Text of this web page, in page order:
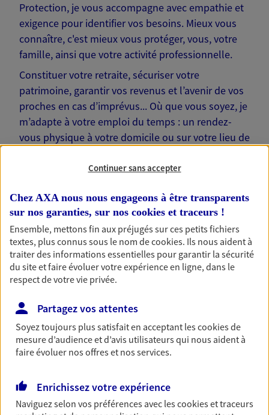
Protection, je vous accompagne avec empathie et
exigence pour identifier vos besoins. Mieux vous
connaître, c'est mieux vous protéger, vous, votre
famille, ainsi que votre activité professionnelle.
Constituer votre retraite, sécuriser votre
patrimoine, garantir vos revenus et l’avenir de vos
proches en cas d’imprévus... Où que vous soyez, je
m’adapte à votre emploi du temps : un rendez-
vous physique à votre domicile ou sur votre lieu de
Nos offres phares
Épargne
Réalisez vos projets grâce à votre épargne : achat
immobilier, études des enfants ou voyage autour
du monde… Épargnez à votre rythme et
simplement, selon votre profil.
Préparez sereinement ce nouveau chapitre de
votre vie avec les conseils d'un expert. Découvrez
Continuer sans accepter
Chez AXA nous nous engageons à être transparents
sur nos garanties, sur nos cookies et traceurs !
Ensemble, mettons fin aux préjugés sur ces petits fichiers
textes, plus connus sous le nom decookies. Ils nous aident à
traiter des informations essentielles pour garantir la sécurité
du site et faire évoluer votre expérience en ligne, dans le
respect de votre vie privée.
Partagez vos attentes
Soyez toujours plus satisfait en acceptant lescookiesde
mesure d’audience et d’avis utilisateurs qui nous aident à
faire évoluer nos offres et nos services.
Enrichissez votre expérience
Naviguez selon vos préférences avec lescookies et traceurs